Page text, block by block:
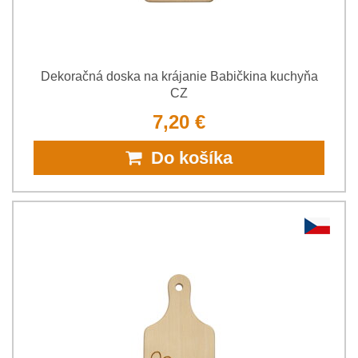
Dekoračná doska na krájanie Babičkina kuchyňa
CZ
7,20 €
Do košíka